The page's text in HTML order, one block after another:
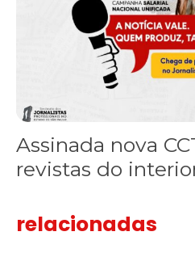
Assinada nova
revistas do
relacionadas